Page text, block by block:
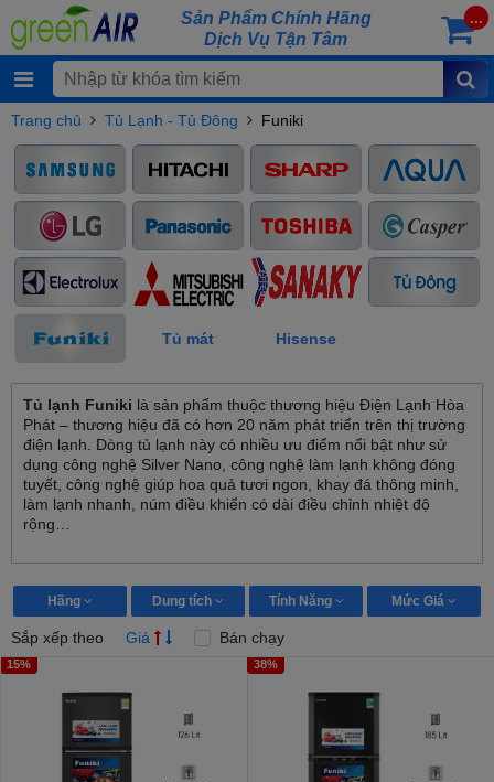
Sản Phẩm Chính Hãng
Dịch Vụ Tận Tâm
...
Trang chủ Tủ Lạnh - Tủ Đông Funiki
Tủ mát Hisense
Tủ lạnh Funiki là sản phẩm thuộc thương hiệu Điện Lạnh Hòa
Phát – thương hiệu đã có hơn 20 năm phát triển trên thị trường
điện lạnh. Dòng tủ lạnh này có nhiều ưu điểm nổi bật như sử
dụng công nghệ Silver Nano, công nghệ làm lạnh không đóng
tuyết, công nghệ giúp hoa quả tươi ngon, khay đá thông minh,
làm lạnh nhanh, núm điều khiển có dài điều chỉnh nhiệt độ
rộng…
Hãng Dung tích Tính Năng Mức Giá
Sắp xếp theo Giá Bán chạy
15% 38%